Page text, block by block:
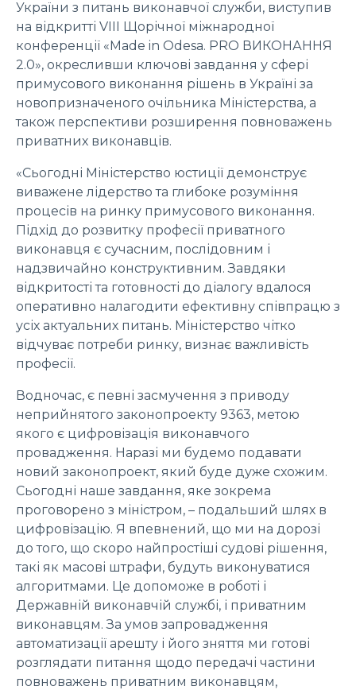
України з питань виконавчої служби, виступив
на відкритті VIII Щорічної міжнародної
конференції «Made in Odesa. PRO ВИКОНАННЯ
2.0», окресливши ключові завдання у сфері
примусового виконання рішень в Україні за
новопризначеного очільника Міністерства, а
також перспективи розширення повноважень
приватних виконавців.
«Сьогодні Міністерство юстиції демонструє
виважене лідерство та глибоке розуміння
процесів на ринку примусового виконання.
Підхід до розвитку професії приватного
виконавця є сучасним, послідовним і
надзвичайно конструктивним. Завдяки
відкритості та готовності до діалогу вдалося
оперативно налагодити ефективну співпрацю з
усіх актуальних питань. Міністерство чітко
відчуває потреби ринку, визнає важливість
професії.
Водночас, є певні засмучення з приводу
неприйнятого законопроекту 9363, метою
якого є цифровізація виконавчого
провадження. Наразі ми будемо подавати
новий законопроект, який буде дуже схожим.
Сьогодні наше завдання, яке зокрема
проговорено з міністром, – подальший шлях в
цифровізацію. Я впевнений, що ми на дорозі
до того, що скоро найпростіші судові рішення,
такі як масові штрафи, будуть виконуватися
алгоритмами. Це допоможе в роботі і
Державній виконавчій службі, і приватним
виконавцям. За умов запровадження
автоматизації арешту і його зняття ми готові
розглядати питання щодо передачі частини
повноважень приватним виконавцям,